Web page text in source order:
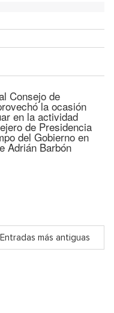
Consejo de
la ocasión
en la actividad
de Presidencia
del Gobierno en
Adrián Barbón
Entradas más antiguas